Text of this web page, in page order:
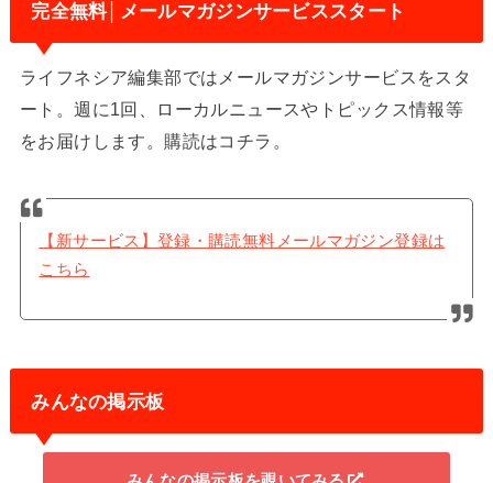
完全無料│メールマガジンサービススタート
ライフネシア編集部ではメールマガジンサービスをスタ
ート。週に1回、ローカルニュースやトピックス情報等
をお届けします。購読はコチラ。
【新サービス】登録・購読無料メールマガジン登録は
こちら
みんなの掲示板